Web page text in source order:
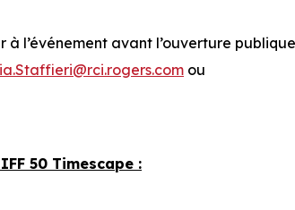
à l’événement avant l’ouverture
ou
50 Timescape :